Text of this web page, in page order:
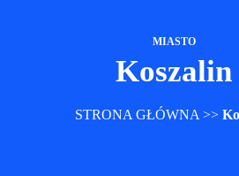
MIASTO
Koszalin
STRONA GŁÓWNA >>